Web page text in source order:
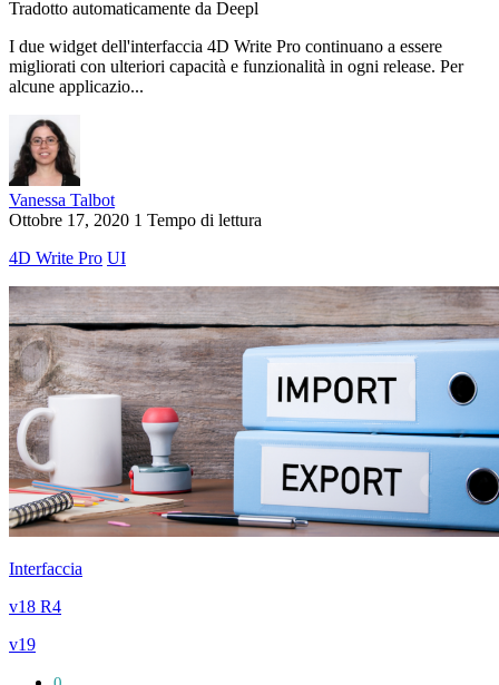
Tradotto automaticamente da Deepl
I due widget dell'interfaccia 4D Write Pro continuano a essere
migliorati con ulteriori capacità e funzionalità in ogni release. Per
alcune applicazio...
Vanessa Talbot
Ottobre 17, 2020 1 Tempo di lettura
4D Write Pro UI
Interfaccia
v18 R4
v19